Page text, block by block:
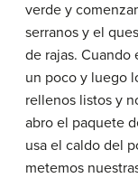
verde y
serranos y el
de rajas. Cuando
un poco y luego
rellenos listos y
abro el paquete
usa el caldo del
metemos